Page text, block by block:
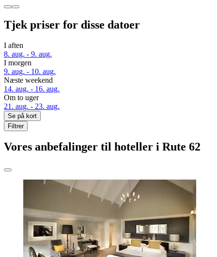
Tjek priser for disse datoer
I aften
8. aug. - 9. aug.
I morgen
9. aug. - 10. aug.
Næste weekend
14. aug. - 16. aug.
Om to uger
21. aug. - 23. aug.
Se på kort
Filtrer
Vores anbefalinger til hoteller i Rute 62